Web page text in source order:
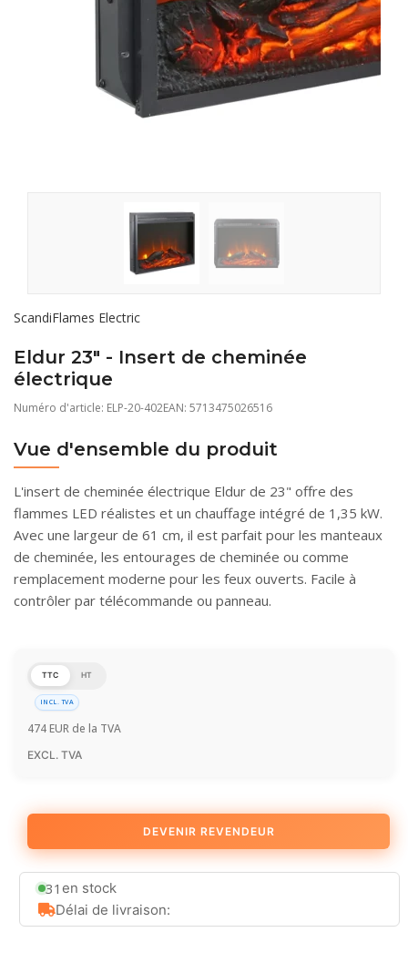
ScandiFlames Electric
Eldur 23" - Insert de cheminée
électrique
Numéro d'article: ELP-20-402EAN: 5713475026516
Vue d'ensemble du produit
L'insert de cheminée électrique Eldur de 23" offre des
flammes LED réalistes et un chauffage intégré de 1,35 kW.
Avec une largeur de 61 cm, il est parfait pour les manteaux
de cheminée, les entourages de cheminée ou comme
remplacement moderne pour les feux ouverts. Facile à
contrôler par télécommande ou panneau.
TTC HT
INCL. TVA
474EUR de la TVA
EXCL. TVA
DEVENIR REVENDEUR
31 en stock
Délai de livraison: